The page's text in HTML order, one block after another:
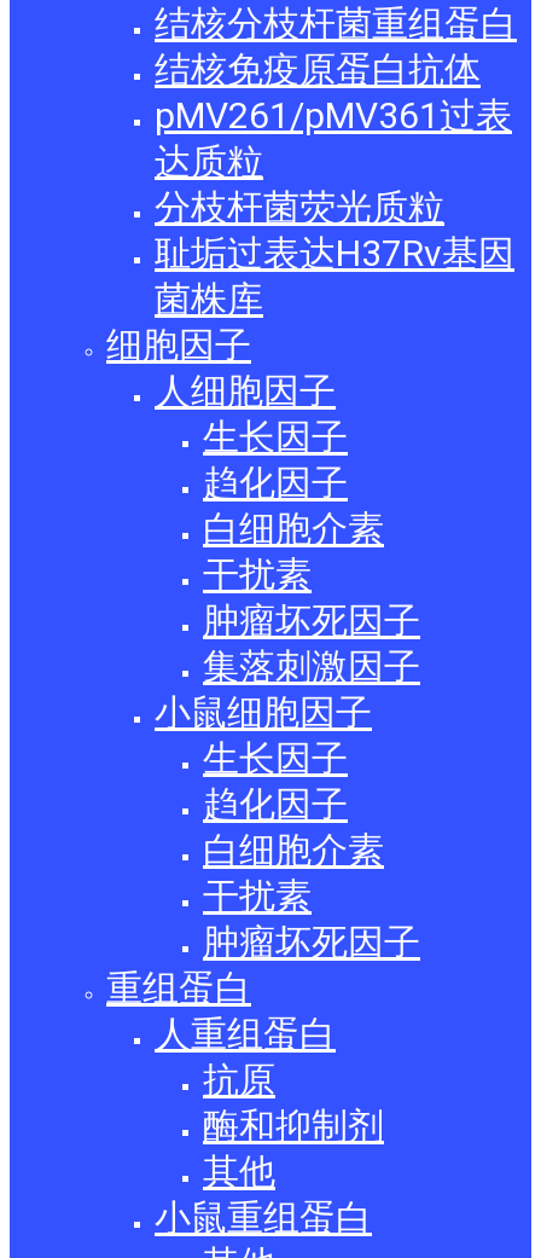
结核分枝杆菌重组蛋白
结核免疫原蛋白抗体
pMV261/pMV361过表
达质粒
分枝杆菌荧光质粒
耻垢过表达H37Rv基因
菌株库
细胞因子
人细胞因子
生长因子
趋化因子
白细胞介素
干扰素
肿瘤坏死因子
集落刺激因子
小鼠细胞因子
生长因子
趋化因子
白细胞介素
干扰素
肿瘤坏死因子
重组蛋白
人重组蛋白
抗原
酶和抑制剂
其他
小鼠重组蛋白